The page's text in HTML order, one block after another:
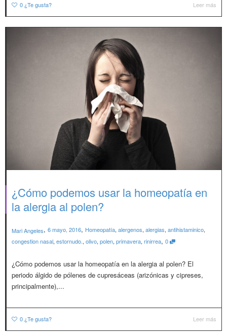
0¿Te gusta? Leer más
¿Cómo podemos usar la homeopatía en
la alergia al polen?
Mari Angeles, 6 mayo, 2016, Homeopatía, alergenos, alergias, antihistaminico,
congestion nasal, estornudo., olivo, polen, primavera, rinirrea, 0
¿Cómo podemos usar la homeopatía en la alergia al polen? El
periodo álgido de pólenes de cupresáceas (arizónicas y cipreses,
principalmente),...
0 ¿Te gusta? Leer más